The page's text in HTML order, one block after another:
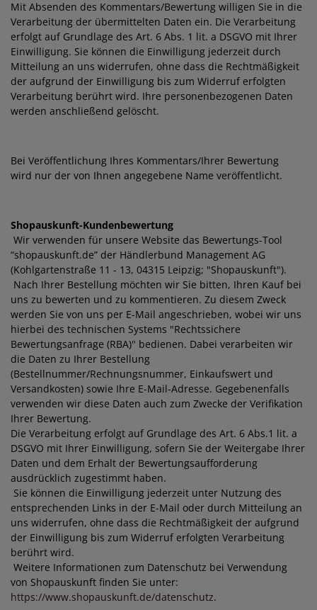
Mit Absenden des Kommentars/Bewertung willigen Sie in die
Verarbeitung der übermittelten Daten ein. Die Verarbeitung
erfolgt auf Grundlage des Art. 6 Abs. 1 lit. a DSGVO mit Ihrer
Einwilligung. Sie können die Einwilligung jederzeit durch
Mitteilung an uns widerrufen, ohne dass die Rechtmäßigkeit
der aufgrund der Einwilligung bis zum Widerruf erfolgten
Verarbeitung berührt wird. Ihre personenbezogenen Daten
werden anschließend gelöscht.
Bei Veröffentlichung Ihres Kommentars/Ihrer Bewertung
wird nur der von Ihnen angegebene Name veröffentlicht.
Shopauskunft-Kundenbewertung
Wir verwenden für unsere Website das Bewertungs-Tool
“shopauskunft.de” der Händlerbund Management AG
(Kohlgartenstraße 11 - 13, 04315 Leipzig; "Shopauskunft").
Nach Ihrer Bestellung möchten wir Sie bitten, Ihren Kauf bei
uns zu bewerten und zu kommentieren. Zu diesem Zweck
werden Sie von uns per E-Mail angeschrieben, wobei wir uns
hierbei des technischen Systems "Rechtssichere
Bewertungsanfrage (RBA)" bedienen. Dabei verarbeiten wir
die Daten zu Ihrer Bestellung
(Bestellnummer/Rechnungsnummer, Einkaufswert und
Versandkosten) sowie Ihre E-Mail-Adresse. Gegebenenfalls
verwenden wir diese Daten auch zum Zwecke der Verifikation
Ihrer Bewertung.
Die Verarbeitung erfolgt auf Grundlage des Art. 6 Abs.1 lit. a
DSGVO mit Ihrer Einwilligung, sofern Sie der Weitergabe Ihrer
Daten und dem Erhalt der Bewertungsaufforderung
ausdrücklich zugestimmt haben.
Sie können die Einwilligung jederzeit unter Nutzung des
entsprechenden Links in der E-Mail oder durch Mitteilung an
uns widerrufen, ohne dass die Rechtmäßigkeit der aufgrund
der Einwilligung bis zum Widerruf erfolgten Verarbeitung
berührt wird.
Weitere Informationen zum Datenschutz bei Verwendung
von Shopauskunft finden Sie unter:
https://www.shopauskunft.de/datenschutz.